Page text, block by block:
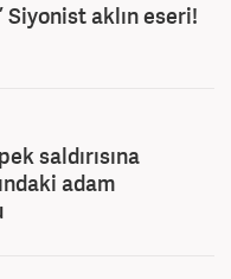
Siyonist aklın eseri!
saldırısına
adam